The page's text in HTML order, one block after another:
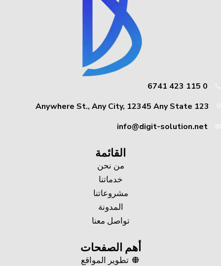
0 115 423 6741
123 Anywhere St., Any City, 12345 Any State
info@digit-solution.net
القائمة
من نحن
خدماتنا
مشروعاتنا
المدونة
تواصل معنا
أهم الصفحات
تطوير المواقع